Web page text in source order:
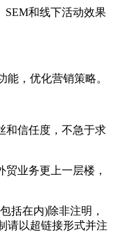
和线下活动效果
，优化营销策略。
信任度，不急于求
业务更上一层楼，
括在内)除非注明，
请以超链接形式并注